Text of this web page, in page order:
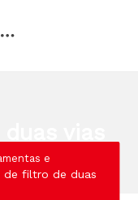
vias
e
de filtro de duas